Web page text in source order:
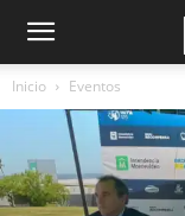
Empresas
Inicio Eventos